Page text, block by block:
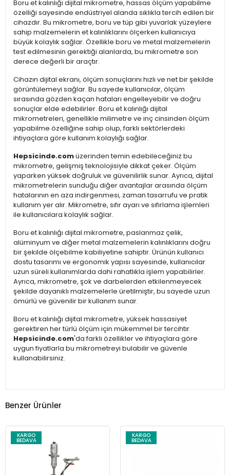
Boru et kalınlığı dijital mikrometre, hassas ölçüm yapabilme
özelliği sayesinde endüstriyel alanda sıklıkla tercih edilen bir
cihazdır. Bu mikrometre, boru ve tüp gibi yuvarlak yüzeylere
sahip malzemelerin et kalınlıklarını ölçerken kullanıcıya
büyük kolaylık sağlar. Özellikle boru ve metal malzemelerin
test edilmesinin gerektiği alanlarda, bu mikrometre son
derece değerli bir araçtır.
Cihazın dijital ekranı, ölçüm sonuçlarını hızlı ve net bir şekilde
görüntülemeyi sağlar. Bu sayede kullanıcılar, ölçüm
sırasında gözden kaçan hataları engelleyebilir ve doğru
sonuçlar elde edebilirler. Boru et kalınlığı dijital
mikrometreleri, genellikle milimetre ve inç cinsinden ölçüm
yapabilme özelliğine sahip olup, farklı sektörlerdeki
ihtiyaçlara göre kullanım kolaylığı sağlar.
Hepsicinde.comüzerinden temin edebileceğiniz bu
mikrometre, gelişmiş teknolojisiyle dikkat çeker. Ölçüm
yaparken yüksek doğruluk ve güvenilirlik sunar. Ayrıca, dijital
mikrometrelerin sunduğu diğer avantajlar arasında ölçüm
hatalarının en aza indirgenmesi, zaman tasarrufu ve pratik
kullanım yer alır. Mikrometre, sıfır ayarı ve sıfırlama işlemleri
ile kullanıcılara kolaylık sağlar.
Boru et kalınlığı dijital mikrometre, paslanmaz çelik,
alüminyum ve diğer metal malzemelerin kalınlıklarını doğru
bir şekilde ölçebilme kabiliyetine sahiptir. Ürünün kullanıcı
dostu tasarımı ve ergonomik yapısı sayesinde, kullanıcılar
uzun süreli kullanımlarda dahi rahatlıkla işlem yapabilirler.
Ayrıca, mikrometre, şok ve darbelerden etkilenmeyecek
şekilde dayanıklı malzemelerle üretilmiştir, bu sayede uzun
ömürlü ve güvenilir bir kullanım sunar.
Boru et kalınlığı dijital mikrometre, yüksek hassasiyet
gerektiren her türlü ölçüm için mükemmel bir tercihtir.
Hepsicinde.com'da farklı özellikler ve ihtiyaçlara göre
uygun fiyatlarla bu mikrometreyi bulabilir ve güvenle
kullanabilirsiniz.
Benzer Ürünler
KARGO
BEDAVA
KARGO
BEDAVA